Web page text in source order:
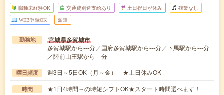
職種未経験OK 交通費別途支給あり 土日祝日が休み 残業なし
WEB登録OK 派遣
勤務地 宮城県多賀城市
多賀城駅から---分／国府多賀城駅から---分／下馬駅から---分
／陸前山王駅から---分
曜日頻度 週3日～5日OK（月～金） ★土日休みOK
時間
★1日4時間～の時短シフトOK★スタート時間選べます！